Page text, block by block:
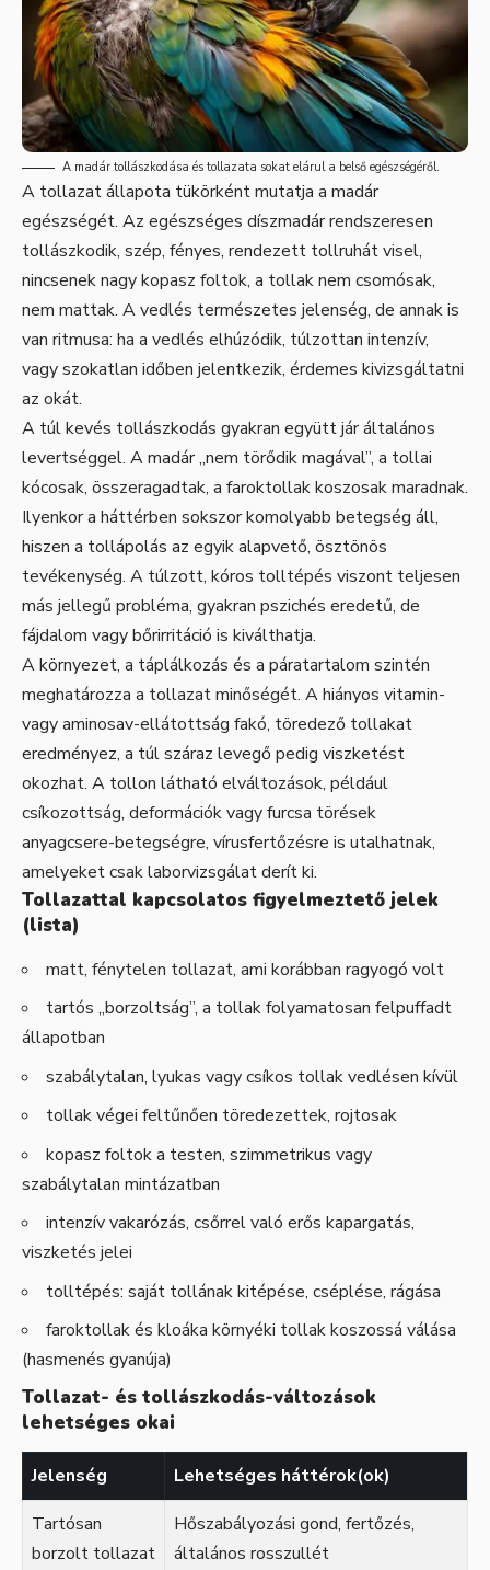
A madár tollászkodása és tollazata sokat elárul a belső egészségéről.
A tollazat állapota tükörként mutatja a madár
egészségét. Az egészséges díszmadár rendszeresen
tollászkodik, szép, fényes, rendezett tollruhát visel,
nincsenek nagy kopasz foltok, a tollak nem csomósak,
nem mattak. A vedlés természetes jelenség, de annak is
van ritmusa: ha a vedlés elhúzódik, túlzottan intenzív,
vagy szokatlan időben jelentkezik, érdemes kivizsgáltatni
az okát.
A túl kevés tollászkodás gyakran együtt jár általános
levertséggel. A madár „nem törődik magával”, a tollai
kócosak, összeragadtak, a faroktollak koszosak maradnak.
Ilyenkor a háttérben sokszor komolyabb betegség áll,
hiszen a tollápolás az egyik alapvető, ösztönös
tevékenység. A túlzott, kóros tolltépés viszont teljesen
más jellegű probléma, gyakran pszichés eredetű, de
fájdalom vagy bőrirritáció is kiválthatja.
A környezet, a táplálkozás és a páratartalom szintén
meghatározza a tollazat minőségét. A hiányos vitamin-
vagy aminosav-ellátottság fakó, töredező tollakat
eredményez, a túl száraz levegő pedig viszketést
okozhat. A tollon látható elváltozások, például
csíkozottság, deformációk vagy furcsa törések
anyagcsere-betegségre, vírusfertőzésre is utalhatnak,
amelyeket csak laborvizsgálat derít ki.
Tollazattal kapcsolatos figyelmeztető jelek
(lista)
matt, fénytelen tollazat, ami korábban ragyogó volt
tartós „borzoltság”, a tollak folyamatosan felpuffadt
állapotban
szabálytalan, lyukas vagy csíkos tollak vedlésen kívül
tollak végei feltűnően töredezettek, rojtosak
kopasz foltok a testen, szimmetrikus vagy
szabálytalan mintázatban
intenzív vakarózás, csőrrel való erős kapargatás,
viszketés jelei
tolltépés: saját tollának kitépése, cséplése, rágása
faroktollak és kloáka környéki tollak koszossá válása
(hasmenés gyanúja)
Tollazat- és tollászkodás-változások
lehetséges okai
Jelenség
Lehetséges háttérok(ok)
Tartósan
borzolt tollazat
Hőszabályozási gond, fertőzés,
általános rosszullét